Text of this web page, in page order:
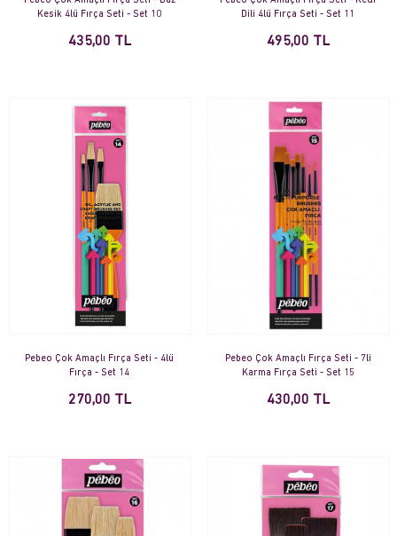
Kesik 4lü Fırça Seti - Set 10
435,00 TL
Dili 4lü Fırça Seti - Set 11
495,00 TL
Pebeo Çok Amaçlı Fırça Seti - 4lü
Fırça - Set 14
270,00 TL
Pebeo Çok Amaçlı Fırça Seti - 7li
Karma Fırça Seti - Set 15
430,00 TL